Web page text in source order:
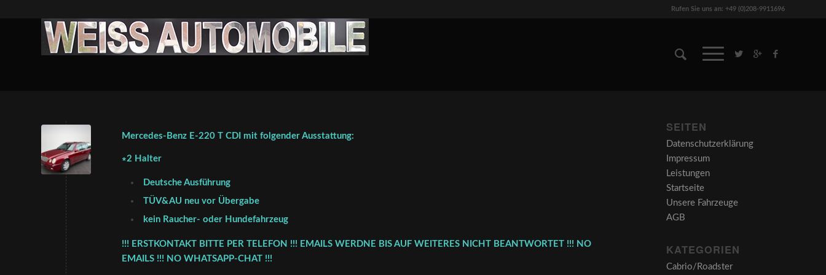
Rufen Sie uns an: +49 (0)208-9911696
Mercedes-Benz E-220 T CDI mit folgender Ausstattung:
∗2 Halter
Deutsche Ausführung
TÜV&AU neu vor Übergabe
kein Raucher- oder Hundefahrzeug
!!! ERSTKONTAKT BITTE PER TELEFON !!! EMAILS WERDNE BIS AUF WEITERES NICHT BEANTWORTET !!! NO
EMAILS !!! NO WHATSAPP-CHAT !!!
SEITEN
Datenschutzerklärung
Impressum
Leistungen
Startseite
Unsere Fahrzeuge
AGB
KATEGORIEN
Cabrio/Roadster